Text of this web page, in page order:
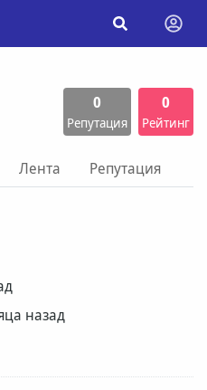
0
Репутация
0
Рейтинг
Лента Репутация
назад